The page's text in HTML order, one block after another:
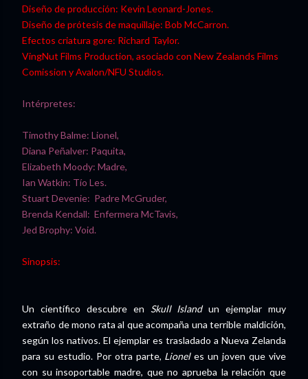
Diseño de producción: Kevin Leonard-Jones.
Diseño de prótesis de maquillaje: Bob McCarron.
Efectos criatura gore: Richard Taylor.
VingNut Films Production, asociado con New Zealands Films
Comission y Avalon/NFU Studios.
Intérpretes:
Timothy Balme: Lionel,
Diana Peñalver: Paquita,
Elizabeth Moody: Madre,
Ian Watkin: Tío Les.
Stuart Devenie: Padre McGruder,
Brenda Kendall: Enfermera McTavis,
Jed Brophy: Void.
Sinopsis:
Un científico descubre en Skull Islandun ejemplar muy
extraño de mono rata al que acompaña una terrible maldición,
según los nativos. El ejemplar es trasladado a Nueva Zelanda
para su estudio. Por otra parte, Lioneles un joven que vive
con su insoportable madre, que no aprueba la relación que